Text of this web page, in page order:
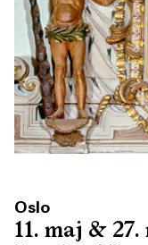
Oslo
11. maj &